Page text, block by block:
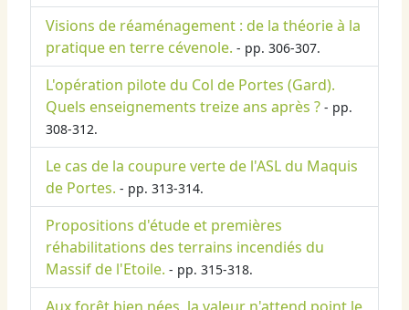
Visions de réaménagement : de la théorie à la
pratique en terre cévenole. - pp. 306-307.
L'opération pilote du Col de Portes (Gard).
Quels enseignements treize ans après ? - pp.
308-312.
Le cas de la coupure verte de l'ASL du Maquis
de Portes. - pp. 313-314.
Propositions d'étude et premières
réhabilitations des terrains incendiés du
Massif de l'Etoile. - pp. 315-318.